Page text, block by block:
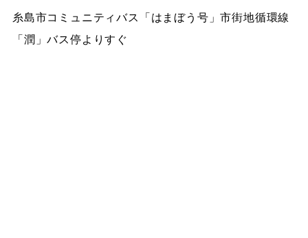
糸島市コミュニティバス「はまぼう号」市街地循環線
「潤」バス停よりすぐ